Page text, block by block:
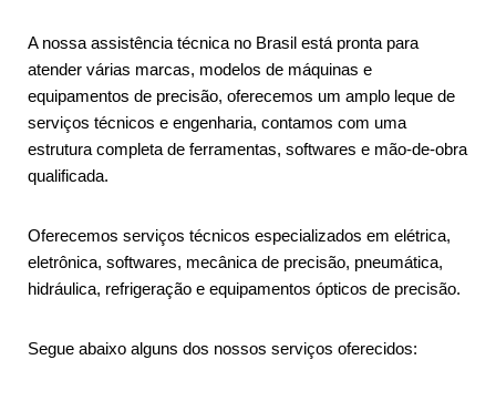
A nossa assistência técnica no Brasil está pronta para
atender várias marcas, modelos de máquinas e
equipamentos de precisão, oferecemos um amplo leque de
serviços técnicos e engenharia, contamos com uma
estrutura completa de ferramentas, softwares e mão-de-obra
qualificada.
Oferecemos serviços técnicos especializados em elétrica,
eletrônica, softwares, mecânica de precisão, pneumática,
hidráulica, refrigeração e equipamentos ópticos de precisão.
Segue abaixo alguns dos nossos serviços oferecidos: